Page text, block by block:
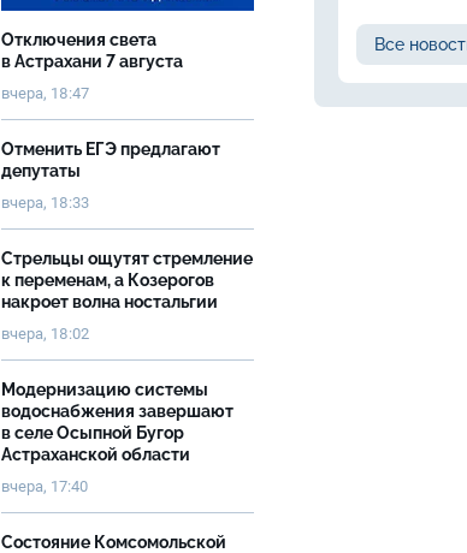
Отключения света
в Астрахани 7 августа
вчера, 18:47
Отменить ЕГЭ предлагают
депутаты
вчера, 18:33
Стрельцы ощутят стремление
к переменам, а Козерогов
накроет волна ностальгии
вчера, 18:02
Модернизацию системы
водоснабжения завершают
в селе Осыпной Бугор
Астраханской области
вчера, 17:40
Состояние Комсомольской
Все